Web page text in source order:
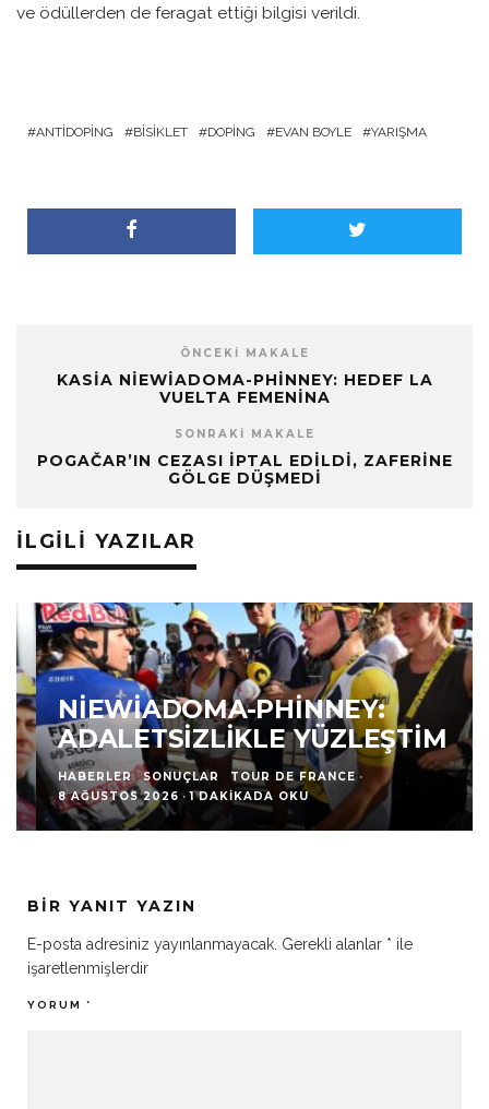
ve ödüllerden de feragat ettiği bilgisi verildi.
ANTIDOPING BISIKLET DOPING EVAN BOYLE YARIŞMA
ÖNCEKI MAKALE
KASIA NIEWIADOMA-PHINNEY: HEDEF LA
VUELTA FEMENINA
SONRAKI MAKALE
POGAČAR’IN CEZASI İPTAL EDILDI, ZAFERINE
GÖLGE DÜŞMEDI
İLGILI YAZILAR
NIEWIADOMA-PHINNEY:
ADALETSIZLIKLE YÜZLEŞTIM
HABERLER SONUÇLAR TOUR DE FRANCE ·
8 AĞUSTOS 2026 · 1 DAKIKADA OKU
BIR YANIT YAZIN
E-posta adresiniz yayınlanmayacak. Gerekli alanlar * ile
işaretlenmişlerdir
YORUM *